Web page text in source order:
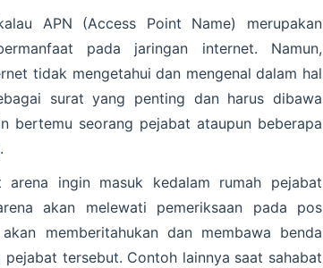
APN (Access Point Name) merupakan
pada jaringan internet. Namun,
tidak mengetahui dan mengenal dalam hal
surat yang penting dan harus dibawa
bertemu seorang pejabat ataupun beberapa
ingin masuk kedalam rumah pejabat
akan melewati pemeriksaan pada pos
memberitahukan dan membawa benda
tersebut. Contoh lainnya saat sahabat